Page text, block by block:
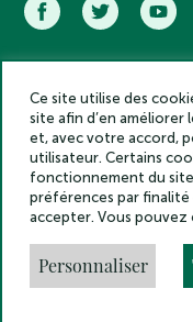
Académie des
Ce site utilise des
site afin d’en
et, avec votre accord,
utilisateur. Certains
fonctionnement du
préférences par
accepter. Vous
Personnaliser